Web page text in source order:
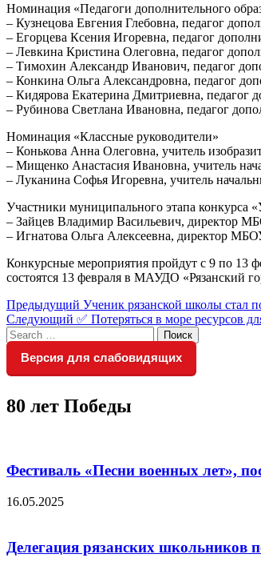
Номинация «Педагоги дополнительного
– Кузнецова Евгения Глебовна, педагог
– Егорцева Ксения Игоревна, педагог
– Левкина Кристина Олеговна, педагог
– Тимохин Александр Иванович, педагог
– Конкина Ольга Александровна, педагог
– Кидярова Екатерина Дмитриевна,
– Рубинова Светлана Ивановна, педагог
Номинация «Классные руководители»
– Конькова Анна Олеговна, учитель
– Мищенко Анастасия Ивановна, учитель
– Луканина Софья Игоревна, учитель
Участники муниципального этапа
– Зайцев Владимир Васильевич, директор
– Игнатова Ольга Алексеевна, директор
Конкурсные мероприятия пройдут с 9 по 13
состоятся 13 февраля в МАУДО «Рязанский
Навигация
по
записям
Предыдущий Предыдущий
пост:
Ученик рязанской школы стал
Следующий Следующий
✅ Потеряться в море ресурсов
Search
for:
Поиск
Версия для слабовидящих
80 лет Победы
Фестиваль «Песни военных лет»,
16.05.2025
Делегация рязанских школьников